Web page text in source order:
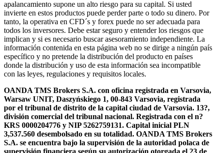
apalancamiento supone un alto riesgo para su capital. Si usted
invierte en estos productos puede perder parte o todo su dinero. Por
tanto, la operativa en CFD´s y forex puede no ser adecuada para
todos los inversores. Debe estar seguro y entender los riesgos que
implican y si es necesario buscar asesoramiento independiente. La
información contenida en esta página web no se dirige a ningún país
específico y no pretende la distribución del producto en países
donde la distribución y uso de esta información sea incompatible
con las leyes, regulaciones y requisitos locales.
OANDA TMS Brokers S.A. con oficina registrada en Varsovia,
Warsaw UNIT, Daszyńskiego 1, 00-843 Varsovia, registrada
por el tribunal de distrito de la capital ciudad de Varsovia. 13?,
división comercial del tribunal nacional. Registrada con el n?
KRS 0000204776 y NIP 5262759131. Capital inicial PLN
3,537.560 desembolsado en su totalidad. OANDA TMS Brokers
S.A. se encuentra bajo la supervisión de la autoridad polaca de